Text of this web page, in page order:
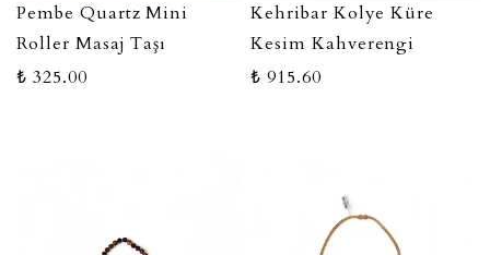
Pembe Quartz Mini
Roller Masaj Taşı
₺ 325.00
Kehribar Kolye Küre
Kesim Kahverengi
₺ 915.60